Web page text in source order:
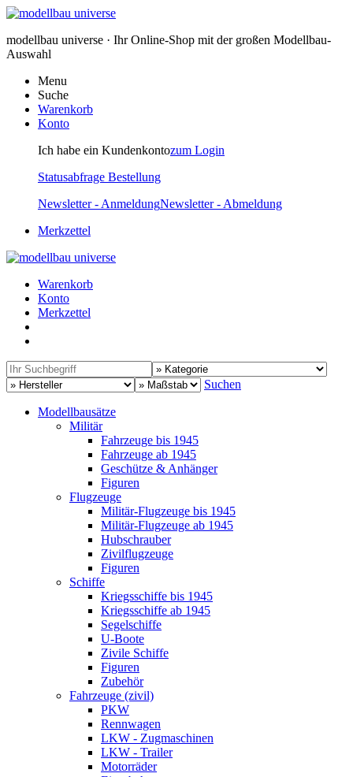
modellbau universe · Ihr Online-Shop mit der großen Modellbau-
Auswahl
Menu
Suche
Warenkorb
Konto
Ich habe ein Kundenkontozum Login
Statusabfrage Bestellung
Newsletter - AnmeldungNewsletter - Abmeldung
Merkzettel
Warenkorb
Konto
Merkzettel
Suchen
Modellbausätze
Militär
Fahrzeuge bis 1945
Fahrzeuge ab 1945
Geschütze & Anhänger
Figuren
Flugzeuge
Militär-Flugzeuge bis 1945
Militär-Flugzeuge ab 1945
Hubschrauber
Zivilflugzeuge
Figuren
Schiffe
Kriegsschiffe bis 1945
Kriegsschiffe ab 1945
Segelschiffe
U-Boote
Zivile Schiffe
Figuren
Zubehör
Fahrzeuge (zivil)
PKW
Rennwagen
LKW - Zugmaschinen
LKW - Trailer
Motorräder